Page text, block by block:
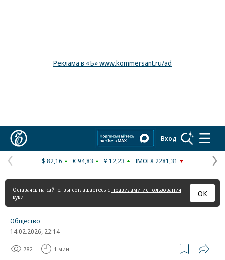
Реклама в «Ъ» www.kommersant.ru/ad
Вход
Предыдущая
страница
$ 82,16 € 94,83 ¥ 12,23 IMOEX 2281,31
Оставаясь на сайте, вы соглашаетесь с правилами использования
куки
ОК
Общество
14.02.2026, 22:14
782 1 мин.